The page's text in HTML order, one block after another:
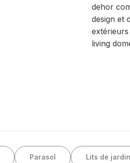
dehor
design et
living
Parasol Lits de jardin